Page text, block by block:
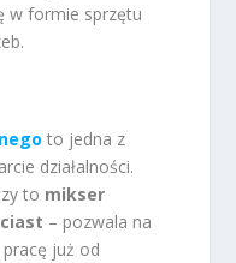
w formie sprzętu
to jedna z
działalności.
to mikser
– pozwala na
już od